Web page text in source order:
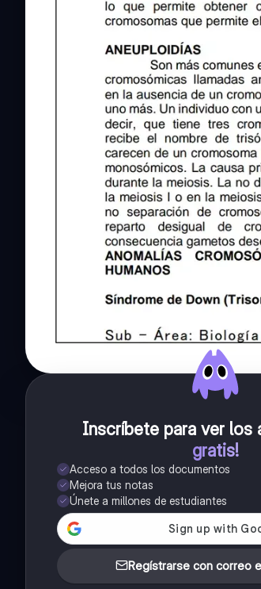
Inscríbete para ver los
gratis!
Acceso a todos los documentos
Mejora tus notas
Únete a millones de estudiantes
Regístrarse con correo